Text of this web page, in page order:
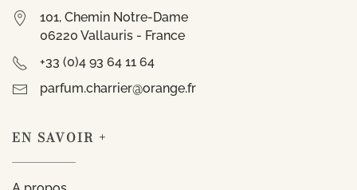
101, Chemin Notre-Dame
06220 Vallauris - France
+33 (0)4 93 64 11 64
parfum.charrier@orange.fr
EN SAVOIR +